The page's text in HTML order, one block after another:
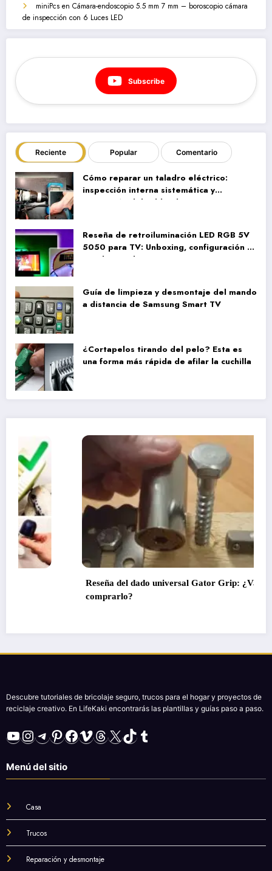
miniPcs en Cámara-endoscopio 5.5 mm 7 mm – boroscopio cámara
de inspección con 6 Luces LED
Subscribe
Reciente Popular Comentario
Cómo reparar un taladro eléctrico:
inspección interna sistemática y
reparación del cableado
Reseña de retroiluminación LED RGB 5V
5050 para TV: Unboxing, configuración y
pruebas reales
Guía de limpieza y desmontaje del mando
a distancia de Samsung Smart TV
¿Cortapelos tirando del pelo? Esta es
una forma más rápida de afilar la cuchilla
Reseña del dado universal Gator Grip: ¿Vale la pena
Descubre tutoriales de bricolaje seguro, trucos para el hogar y proyectos de
reciclaje creativo. En LifeKaki encontrarás las plantillas y guías paso a paso.
YouTube
Instagram
Telegram
Pinterest
Facebook
Vimeo
Threads
X TikTokTumblr
Menú del sitio
Casa
Trucos
Reparación y desmontaje